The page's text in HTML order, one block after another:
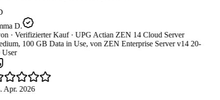
D.
· Verifizierter Kauf · UPG Actian ZEN 14 Cloud Server
100 GB Data in Use, von ZEN Enterprise Server v14 20-
Apr. 2026